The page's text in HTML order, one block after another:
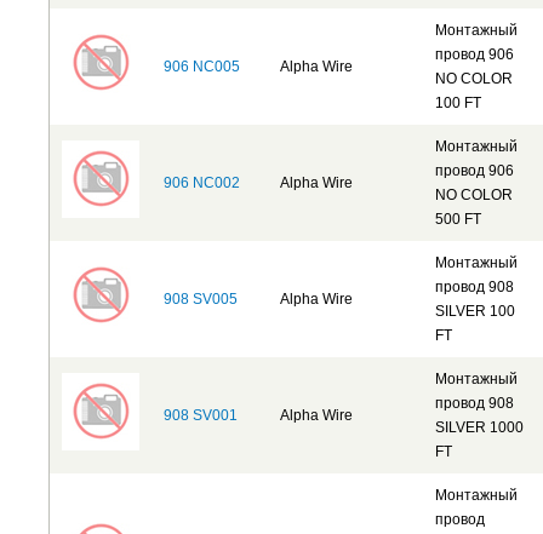
906 NC005 Alpha Wire
Монтажный
провод 906
NO COLOR
100 FT
906 NC002 Alpha Wire
Монтажный
провод 906
NO COLOR
500 FT
908 SV005 Alpha Wire
Монтажный
провод 908
SILVER 100
FT
908 SV001 Alpha Wire
Монтажный
провод 908
SILVER 1000
FT
Монтажный
провод